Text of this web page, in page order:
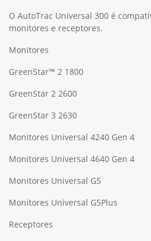
O AutoTrac Universal 300 é
monitores e receptores.
Monitores
GreenStar™ 2 1800
GreenStar 2 2600
GreenStar 3 2630
Monitores Universal 4240 Gen 4
Monitores Universal 4640 Gen 4
Monitores Universal G5
Monitores Universal G5Plus
Receptores